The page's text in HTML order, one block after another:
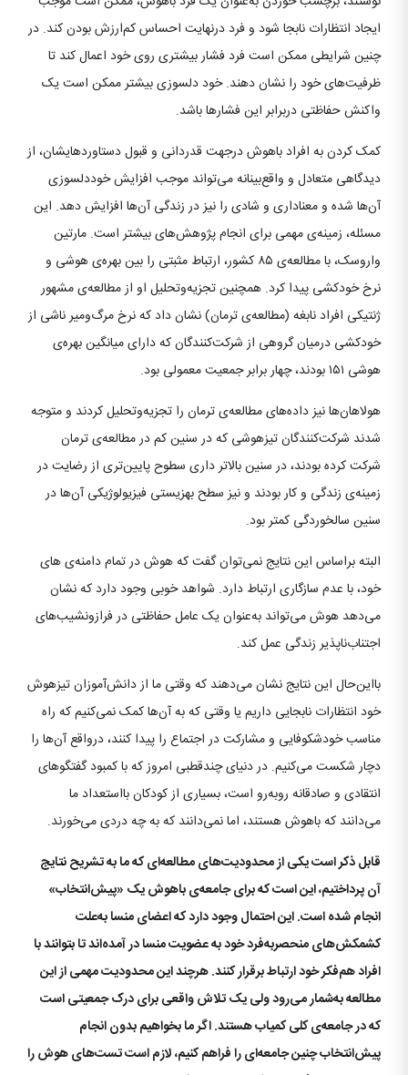
ایجاد انتظارات نابجا شود و فرد درنهایت احساس کم‌ارزش بودن کند. در
چنین شرایطی ممکن است فرد فشار بیشتری روی خود اعمال کند تا
ظرفیت‌های خود را نشان دهند. خود دلسوزی بیشتر ممکن است یک
واکنش حفاظتی دربرابر این فشارها باشد.
کمک کردن به افراد باهوش درجهت قدردانی و قبول دستاوردهایشان، از
دیدگاهی متعادل و واقع‌بینانه می‌تواند موجب افزایش خوددلسوزی
آن‌ها شده و معناداری و شادی را نیز در زندگی آن‌ها افزایش دهد. این
مسئله، زمینه‌ی مهمی برای انجام پژوهش‌های بیشتر است. مارتین
واروسک، با مطالعه‌ی ۸۵ کشور، ارتباط مثبتی را بین بهره‌ی هوشی و
نرخ خودکشی پیدا کرد. همچنین تجزیه‌و‌تحلیل او از مطالعه‌ی مشهور
ژنتیکی افراد نابغه (مطالعه‌ی ترمان) نشان داد که نرخ مرگ‌و‌میر ناشی از
خودکشی درمیان گروهی از شرکت‌کنندگان که دارای میانگین بهره‌ی
هوشی ۱۵۱ بودند، چهار برابر جمعیت معمولی بود.
هولاهان‌ها نیز داده‌های مطالعه‌ی ترمان را تجزیه‌و‌تحلیل کردند و متوجه
شدند شرکت‌کنندگان تیزهوشی که در سنین کم در مطالعه‌ی ترمان
شرکت کرده بودند، در سنین بالاتر داری سطوح پایین‌تری از رضایت در
زمینه‌ی زندگی و کار بودند و نیز سطح بهزیستی فیزیولوژیکی آن‌ها در
سنین سالخوردگی کمتر بود.
البته براساس این نتایج نمی‌توان گفت که هوش در تمام دامنه‌ی های
خود، با عدم سازگاری ارتباط دارد. شواهد خوبی وجود دارد که نشان
می‌دهد هوش می‌تواند به‌عنوان یک عامل حفاظتی در فراز‌و‌نشیب‌های
اجتناب‌ناپذیر زندگی عمل کند.
بااین‌حال این نتایج نشان می‌دهند که وقتی ما از دانش‌آموزان تیزهوش
خود انتظارات نابجایی داریم یا وقتی که به آن‌ها کمک نمی‌کنیم که راه
مناسب خودشکوفایی و مشارکت در اجتماع را پیدا کنند، درواقع آن‌ها را
دچار شکست می‌کنیم. در دنیای چندقطبی امروز که با کمبود گفتگوهای
انتقادی و صادقانه رو‌به‌رو است، بسیاری از کودکان بااستعداد ما
می‌دانند که باهوش هستند، اما نمی‌دانند که به چه دردی می‌خورند.
قابل ذکر است یکی از محدودیت‌های مطالعه‌ای که ما به تشریح نتایج
آن پرداختیم، این است که برای جامعه‌ی باهوش یک «پیش‌انتخاب»
انجام شده است. این احتمال وجود دارد که اعضای منسا به‌علت
کشمکش‌های منحصر‌به‌فرد خود به عضویت منسا در آمده‌اند تا بتوانند با
افراد هم‌فکر خود ارتباط برقرار کنند. هرچند این محدودیت مهمی از این
مطالعه به‌شمار می‌رود ولی یک تلاش واقعی برای درک جمعیتی است
که در جامعه‌ی کلی کمیاب هستند. اگر ما بخواهیم بدون انجام
پیش‌انتخاب چنین جامعه‌ای را فراهم کنیم، لازم است تست‌های هوش را